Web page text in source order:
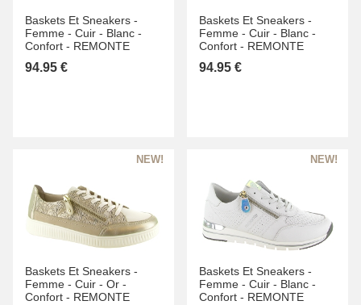
Baskets Et Sneakers -
Femme - Cuir - Blanc -
Confort - REMONTE
94.95 €
Baskets Et Sneakers -
Femme - Cuir - Blanc -
Confort - REMONTE
94.95 €
Baskets Et Sneakers -
Femme - Cuir - Or -
Confort - REMONTE
Baskets Et Sneakers -
Femme - Cuir - Blanc -
Confort - REMONTE